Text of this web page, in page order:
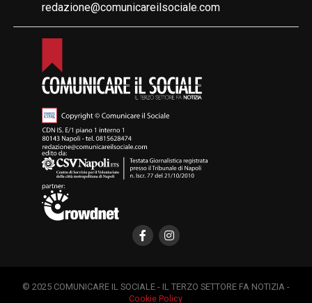
redazione@comunicareilsociale.com
© 2025 COMUNICARE IL SOCIALE - IL TERZO SETTORE FA NOTIZIA -
Cookie Policy